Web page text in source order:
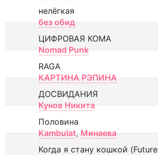
нелёгкая
без обид
ЦИФРОВАЯ КОМА
Nomad Punk
RAGA
КАРТИНА РЭПИНА
ДОСВИДАНИЯ
Кунов Никита
Половина
Kambulat, Минаева
Когда я стану кошкой (Future